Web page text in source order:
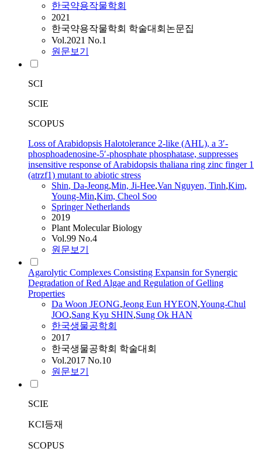
한국약용작물학회
2021
한국약용작물학회 학술대회논문집
Vol.2021 No.1
원문보기
SCI
SCIE
SCOPUS
Loss of Arabidopsis Halotolerance 2-like (AHL), a 3′-
phosphoadenosine-5′-phosphate phosphatase, suppresses
insensitive response of Arabidopsis thaliana ring zinc finger 1
(atrzf1) mutant to abiotic stress
Shin, Da-Jeong,Min, Ji-Hee,Van Nguyen, Tinh,Kim,
Young-Min,Kim, Cheol Soo
Springer Netherlands
2019
Plant Molecular Biology
Vol.99 No.4
원문보기
Agarolytic Complexes Consisting Expansin for Synergic
Degradation of Red Algae and Regulation of Gelling
Properties
Da Woon JEONG,Jeong Eun HYEON,Young-Chul
JOO,Sang Kyu SHIN,Sung Ok HAN
한국생물공학회
2017
한국생물공학회 학술대회
Vol.2017 No.10
원문보기
SCIE
KCI등재
SCOPUS